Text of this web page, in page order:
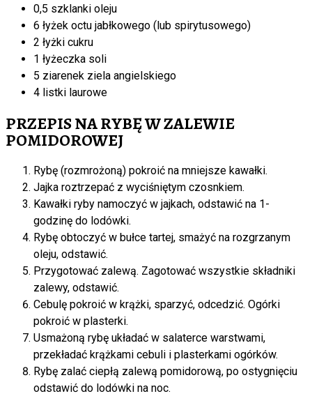
0,5 szklanki oleju
6 łyżek octu jabłkowego (lub spirytusowego)
2 łyżki cukru
1 łyżeczka soli
5 ziarenek ziela angielskiego
4 listki laurowe
PRZEPIS NA RYBĘ W ZALEWIE
POMIDOROWEJ
Rybę (rozmrożoną) pokroić na mniejsze kawałki.
Jajka roztrzepać z wyciśniętym czosnkiem.
Kawałki ryby namoczyć w jajkach, odstawić na 1-
godzinę do lodówki.
Rybę obtoczyć w bułce tartej, smażyć na rozgrzanym
oleju, odstawić.
Przygotować zalewą. Zagotować wszystkie składniki
zalewy, odstawić.
Cebulę pokroić w krążki, sparzyć, odcedzić. Ogórki
pokroić w plasterki.
Usmażoną rybę układać w salaterce warstwami,
przekładać krążkami cebuli i plasterkami ogórków.
Rybę zalać ciepłą zalewą pomidorową, po ostygnięciu
odstawić do lodówki na noc.